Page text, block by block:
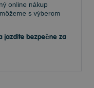
online nákup
s výberom
jazdite bezpečne za